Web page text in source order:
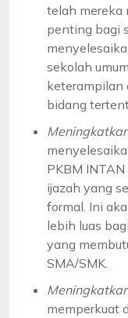
telah mereka
penting bagi
sekolah
keterampilan
bidang
PKBM
ijazah yang
formal. Ini
lebih luas
yang
SMA/SMK.
memperkuat